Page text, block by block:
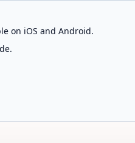
on iOS and Android.